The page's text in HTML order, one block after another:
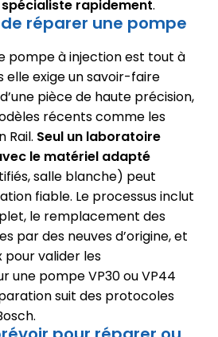
rapidement.
réparer une pompe
pompe à injection est tout à
elle exige un savoir-faire
pièce de haute précision,
récents comme les
Rail. Seul un laboratoire
le matériel adapté
salle blanche) peut
fiable. Le processus inclut
le remplacement des
par des neuves d’origine, et
pour valider les
une pompe VP30 ou VP44
suit des protocoles